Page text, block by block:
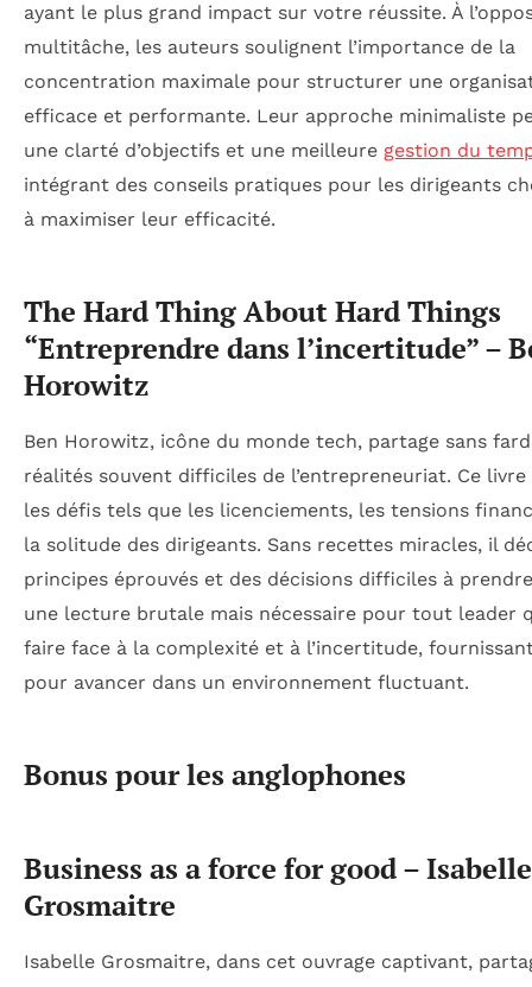
ayant le plus grand impact sur votre réussite. À
multitâche, les auteurs soulignent l’importance de la
concentration maximale pour structurer une
efficace et performante. Leur approche minimaliste
une clarté d’objectifs et une meilleure gestion du
intégrant des conseils pratiques pour les dirigeants
à maximiser leur efficacité.
The Hard Thing About Hard Things
“Entreprendre dans l’incertitude” –
Horowitz
Ben Horowitz, icône du monde tech, partage sans
réalités souvent difficiles de l’entrepreneuriat. Ce livre
les défis tels que les licenciements, les tensions
la solitude des dirigeants. Sans recettes miracles, il
principes éprouvés et des décisions difficiles à
une lecture brutale mais nécessaire pour tout leader
faire face à la complexité et à l’incertitude,
pour avancer dans un environnement fluctuant.
Bonus pour les anglophones
Business as a force for good – Isabelle
Grosmaitre
Isabelle Grosmaitre, dans cet ouvrage captivant,